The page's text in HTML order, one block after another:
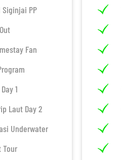
PP
Fan
1
Laut Day 2
Underwater
Tour